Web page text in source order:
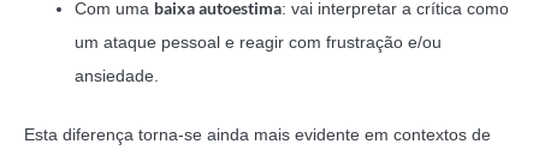
Com uma baixa autoestima: vai interpretar a crítica como
um ataque pessoal e reagir com frustração e/ou
ansiedade.
Esta diferença torna-se ainda mais evidente em contextos de